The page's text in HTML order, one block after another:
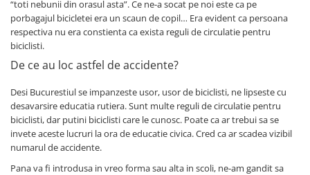
“toti nebunii din orasul asta”. Ce ne-a socat pe noi este ca pe
porbagajul bicicletei era un scaun de copil… Era evident ca persoana
respectiva nu era constienta ca exista reguli de circulatie pentru
biciclisti.
De ce au loc astfel de accidente?
Desi Bucurestiul se impanzeste usor, usor de biciclisti, ne lipseste cu
desavarsire educatia rutiera. Sunt multe reguli de circulatie pentru
biciclisti, dar putini biciclisti care le cunosc. Poate ca ar trebui sa se
invete aceste lucruri la ora de educatie civica. Cred ca ar scadea vizibil
numarul de accidente.
Pana va fi introdusa in vreo forma sau alta in scoli, ne-am gandit sa